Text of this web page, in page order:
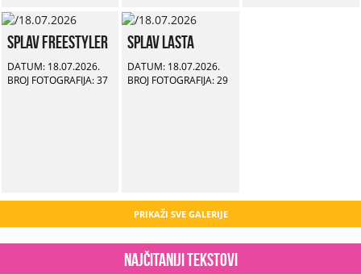
Splav Freestyler
DATUM: 18.07.2026.
BROJ FOTOGRAFIJA: 37
Splav Lasta
DATUM: 18.07.2026.
BROJ FOTOGRAFIJA: 29
PRIKAŽI SVE GALERIJE
Najčitaniji tekstovi